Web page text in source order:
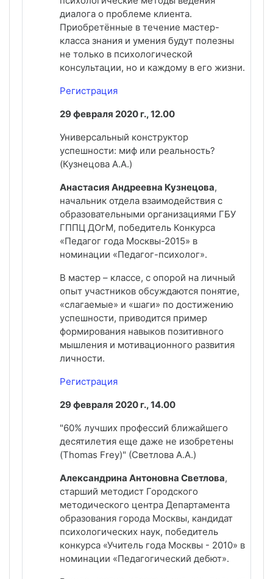
диалога о проблеме клиента.
Приобретённые в течение мастер-
класса знания и умения будут полезны
не только в психологической
консультации, но и каждому в его жизни.
Регистрация
29 февраля 2020 г., 12.00
Универсальный конструктор
успешности: миф или реальность?
(Кузнецова А.А.)
Анастасия Андреевна Кузнецова,
начальник отдела взаимодействия с
образовательными организациями ГБУ
ГППЦ ДОгМ, победитель Конкурса
«Педагог года Москвы-2015» в
номинации «Педагог-психолог».
В мастер – классе, с опорой на личный
опыт участников обсуждаются понятие,
«слагаемые» и «шаги» по достижению
успешности, приводится пример
формирования навыков позитивного
мышления и мотивационного развития
личности.
Регистрация
29 февраля 2020 г., 14.00
"60% лучших профессий ближайшего
десятилетия еще даже не изобретены
(Thomas Frey)" (Светлова А.А.)
Александрина Антоновна Светлова,
старший методист Городского
методического центра Департамента
образования города Москвы, кандидат
психологических наук, победитель
конкурса «Учитель года Москвы - 2010» в
номинации «Педагогический дебют».